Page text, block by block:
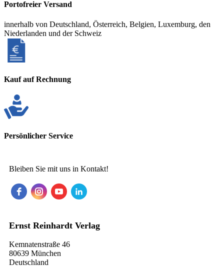
Portofreier Versand
innerhalb von Deutschland, Österreich, Belgien, Luxemburg, den
Niederlanden und der Schweiz
Kauf auf Rechnung
Persönlicher Service
Bleiben Sie mit uns in Kontakt!
Ernst Reinhardt Verlag
Kemnatenstraße 46
80639 München
Deutschland